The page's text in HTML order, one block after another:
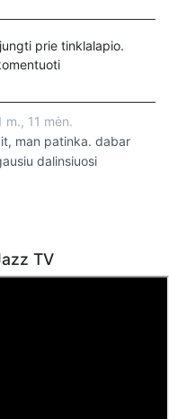
ir žiūrovų, mus
prie tinklalapio.
m., 11 mėn.
man patinka. dabar
dalinsiuosi
TV